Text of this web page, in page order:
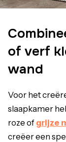
of verf
wand
Voor het
slaapkamer
roze of grijze
creëer een